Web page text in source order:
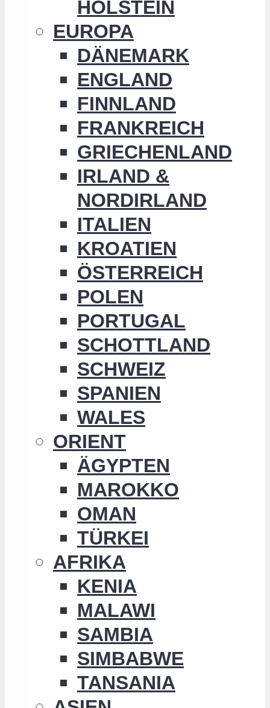
HOLSTEIN
EUROPA
DÄNEMARK
ENGLAND
FINNLAND
FRANKREICH
GRIECHENLAND
IRLAND &
NORDIRLAND
ITALIEN
KROATIEN
ÖSTERREICH
POLEN
PORTUGAL
SCHOTTLAND
SCHWEIZ
SPANIEN
WALES
ORIENT
ÄGYPTEN
MAROKKO
OMAN
TÜRKEI
AFRIKA
KENIA
MALAWI
SAMBIA
SIMBABWE
TANSANIA